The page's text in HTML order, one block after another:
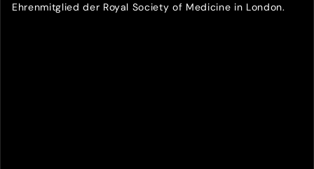
Ehrenmitglied der Royal Society of Medicine in London.